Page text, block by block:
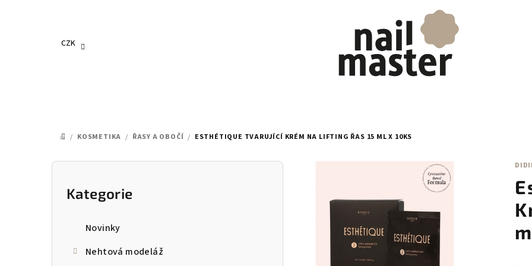
CZK
DOMŮ
/ KOSMETIKA / ŘASY A OBOČÍ / ESTHÉTIQUE TVARUJÍCÍ KRÉM NA LIFTING ŘAS 15 ML X 10KS
P
Přeskočit
kategorie
Kategorie
Novinky
Nehtová modeláž